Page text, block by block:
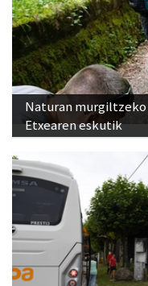
Naturan
Etxearen eskutik